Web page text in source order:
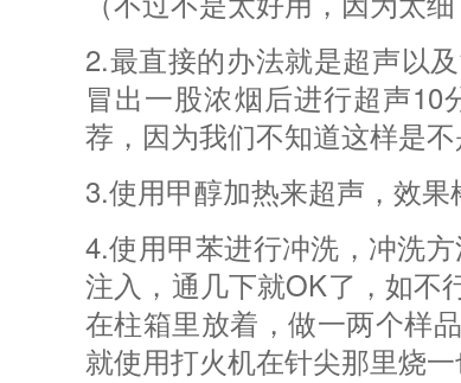
2.最直接的办法就是超声以
冒出一股浓烟后进行超声
荐，因为我们不知道这样是
3.使用甲醇加热来超声，效
4.使用甲苯进行冲洗，冲洗
注入，通几下就OK了，如不
在柱箱里放着，做一两个样
就使用打火机在针尖那里烧